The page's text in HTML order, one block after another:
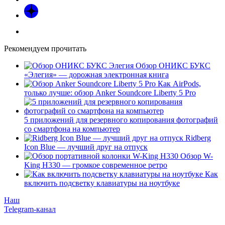
Рекомендуем прочитать
Обзор ОНИКС БУКС
«Элегия» — дорожная электронная книга
Как AirPods,
только лучше: обзор Anker Soundcore Liberty 5 Pro
5 приложений для резервного копирования фотографий
со смартфона на компьютер
Ridberg
Icon Blue — лучший друг на отпуск
Обзор W-
King H330 — громкое современное ретро
Как
включить подсветку клавиатуры на ноутбуке
Наш
Telegram-канал